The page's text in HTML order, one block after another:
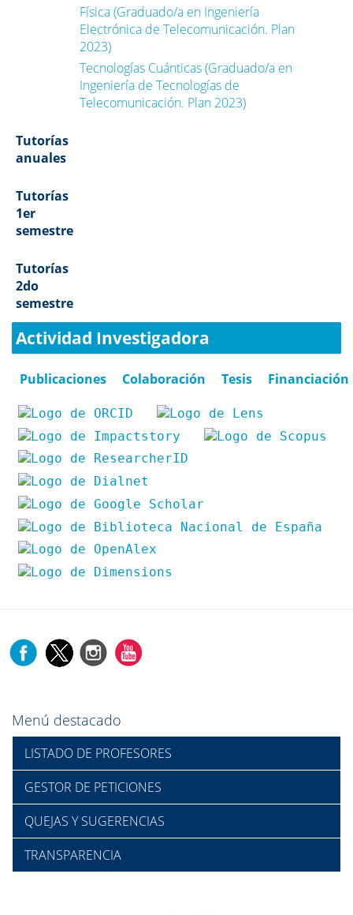
Física (Graduado/a en Ingeniería
Electrónica de Telecomunicación. Plan
2023)
Tecnologías Cuánticas (Graduado/a en
Ingeniería de Tecnologías de
Telecomunicación. Plan 2023)
Tutorías
anuales
Tutorías
1er
semestre
Tutorías
2do
semestre
Actividad Investigadora
Publicaciones Colaboración Tesis Financiación
Menú destacado
LISTADO DE PROFESORES
GESTOR DE PETICIONES
QUEJAS Y SUGERENCIAS
TRANSPARENCIA